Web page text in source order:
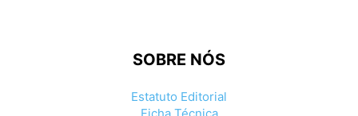
SOBRE NÓS
Estatuto Editorial
Ficha Técnica